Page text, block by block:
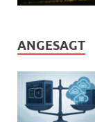
ANGESAGT